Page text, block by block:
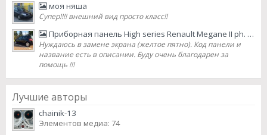
моя няша
Супер!!!! внешний вид просто класс!!
Приборная панель High series Renault Megane II ph. 2 2007 lifting
Нуждаюсь в замене экрана (желтое пятно). Код панели и
название есть в описании. Буду очень благодарен за
помощь !!!
Лучшие авторы
chainik-13
Элементов медиа: 74